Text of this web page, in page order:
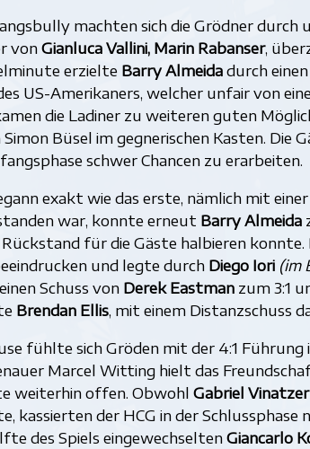
machten sich die Grödner durch
vonGianluca Vallini, Marin Rabanser,
erzielte Barry Almeidadurch einen
US-Amerikaners, welcher unfair von
die Ladiner zu weiteren guten
Büsel im gegnerischen Kasten. Die
schwer Chancen zu erarbeiten.
exakt wie das erste, nämlich mit
war, konnte erneut Barry Almeida
für die Gäste halbieren konnte.
und legte durch Diego Iori(im
Schuss von Derek Eastmanzum 3:1
Brendan Ellis, mit einem Distanzschuss
fühlte sich Gröden mit der 4:1 Führung
Marcel Witting hielt das
weiterhin offen. Obwohl Gabriel Vinatzer
kassierten der HCG in der Schlussphase
des Spiels eingewechseltenGiancarlo